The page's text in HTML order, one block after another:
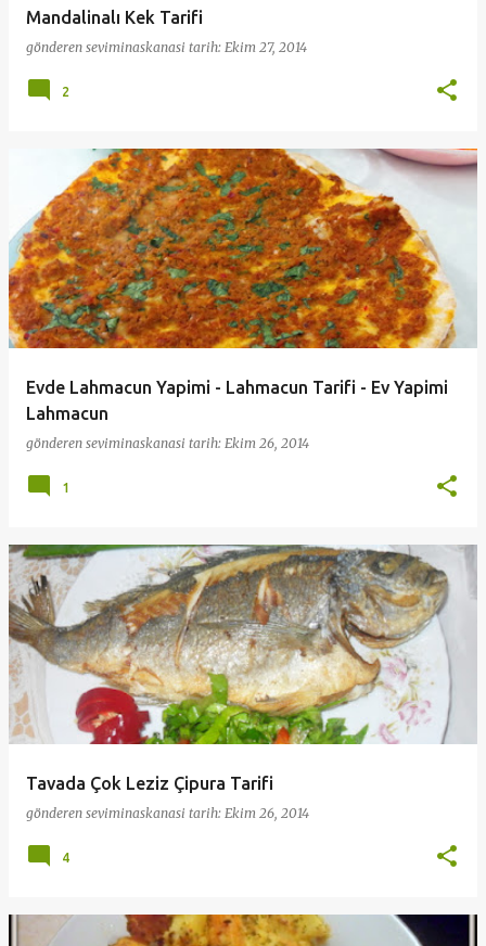
Mandalinalı Kek Tarifi
gönderen seviminaskanasi tarih: Ekim 27, 2014
2
Evde Lahmacun Yapimi - Lahmacun Tarifi - Ev Yapimi
Lahmacun
gönderen seviminaskanasi tarih: Ekim 26, 2014
1
Tavada Çok Leziz Çipura Tarifi
gönderen seviminaskanasi tarih: Ekim 26, 2014
4